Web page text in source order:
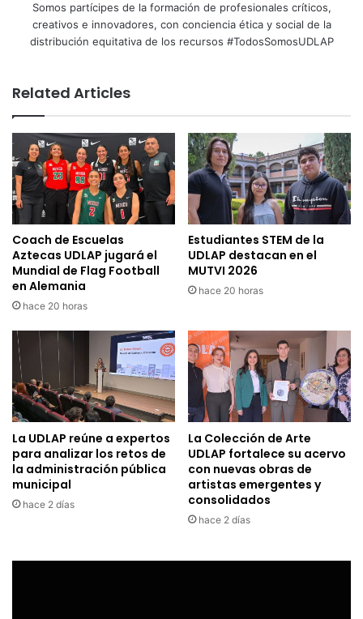
Somos partícipes de la formación de profesionales críticos,
creativos e innovadores, con conciencia ética y social de la
distribución equitativa de los recursos #TodosSomosUDLAP
Related Articles
Coach de Escuelas
Aztecas UDLAP jugará el
Mundial de Flag Football
en Alemania
hace 20 horas
Estudiantes STEM de la
UDLAP destacan en el
MUTVI 2026
hace 20 horas
La UDLAP reúne a expertos
para analizar los retos de
la administración pública
municipal
hace 2 días
La Colección de Arte
UDLAP fortalece su acervo
con nuevas obras de
artistas emergentes y
consolidados
hace 2 días